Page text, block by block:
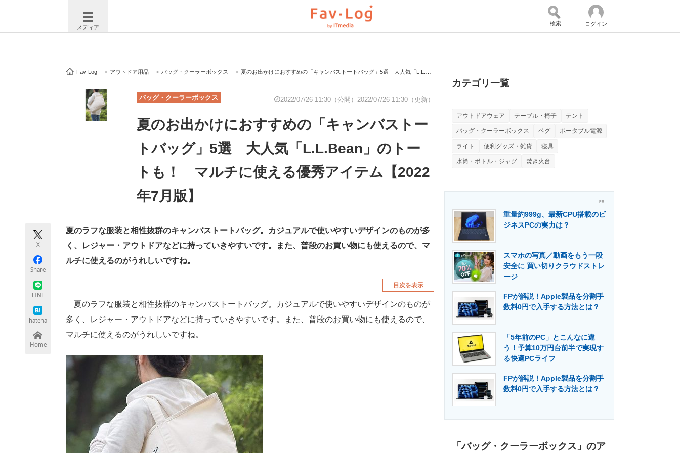
メディア
注目記事を集めた総合ページ ITの今と未来を見通す スマホと通信の最新トレンド 進化するPCとデバイスの未来
ビジネスと働き方のヒント AI活用のいまが分かる 企業ITのトレンドを詳説 経営リーダーのコミュニティ
ITエンジニア向け専門サイト 企業向けIT製品の総合サイト IT製品の技術・比較・事例 製造業のIT導入・活用を支援
エネルギーの専門メディア 建設×テクノロジーの最前線
ちょっと気になるネットの話題
検索 ログイン
Fav-Log > アウトドア用品 > バッグ・クーラーボックス > 夏のお出かけにおすすめの「キャンバストートバッグ」5選 大人気「L.L.Bean」のトートも！ マルチに使える優秀アイテム【2022年7月版】
バッグ・クーラーボックス 2022/07/26 11:30（公開） 2022/07/26 11:30（更新）
夏のお出かけにおすすめの「キャンバストー
トバッグ」5選 大人気「L.L.Bean」のトー
トも！ マルチに使える優秀アイテム【2022
年7月版】
X
Share
LINE
hatena
Home
夏のラフな服装と相性抜群のキャンバストートバッグ。カジュアルで使いやすいデザインのものが多
く、レジャー・アウトドアなどに持っていきやすいです。また、普段のお買い物にも使えるので、マ
ルチに使えるのがうれしいですね。
目次を表示
夏のラフな服装と相性抜群のキャンバストートバッグ。カジュアルで使いやすいデザインのものが
多く、レジャー・アウトドアなどに持っていきやすいです。また、普段のお買い物にも使えるので、
マルチに使えるのがうれしいですね。
カテゴリ一覧
アウトドアウェア テーブル・椅子 テント
バッグ・クーラーボックス ペグ ポータブル電源
ライト 便利グッズ・雑貨 寝具
水筒・ボトル・ジャグ 焚き火台
- PR -
重量約999g、最新CPU搭載のビ
ジネスPCの実力は？
スマホの写真／動画をもう一段
安全に 買い切りクラウドストレ
ージ
FPが解説！Apple製品を分割手
数料0円で入手する方法とは？
「5年前のPC」とこんなに違
う！予算10万円台前半で実現す
る快適PCライフ
FPが解説！Apple製品を分割手
数料0円で入手する方法とは？
「バッグ・クーラーボックス」のア